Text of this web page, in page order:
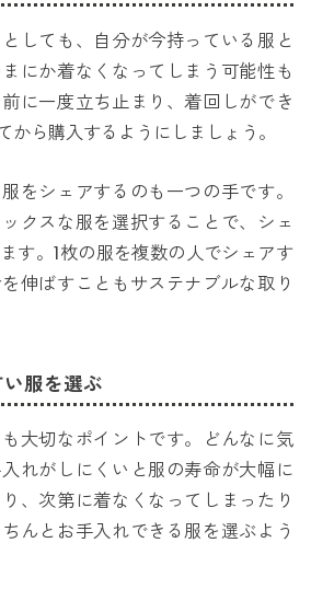
しても、自分が今持っている服と
にか着なくなってしまう可能性も
に一度立ち止まり、着回しができ
から購入するようにしましょう。
をシェアするのも一つの手です。
クスな服を選択することで、シェ
す。1枚の服を複数の人でシェアす
伸ばすこともサステナブルな取り
服を選ぶ
大切なポイントです。どんなに気
れがしにくいと服の寿命が大幅に
、次第に着なくなってしまったり
んとお手入れできる服を選ぶよう